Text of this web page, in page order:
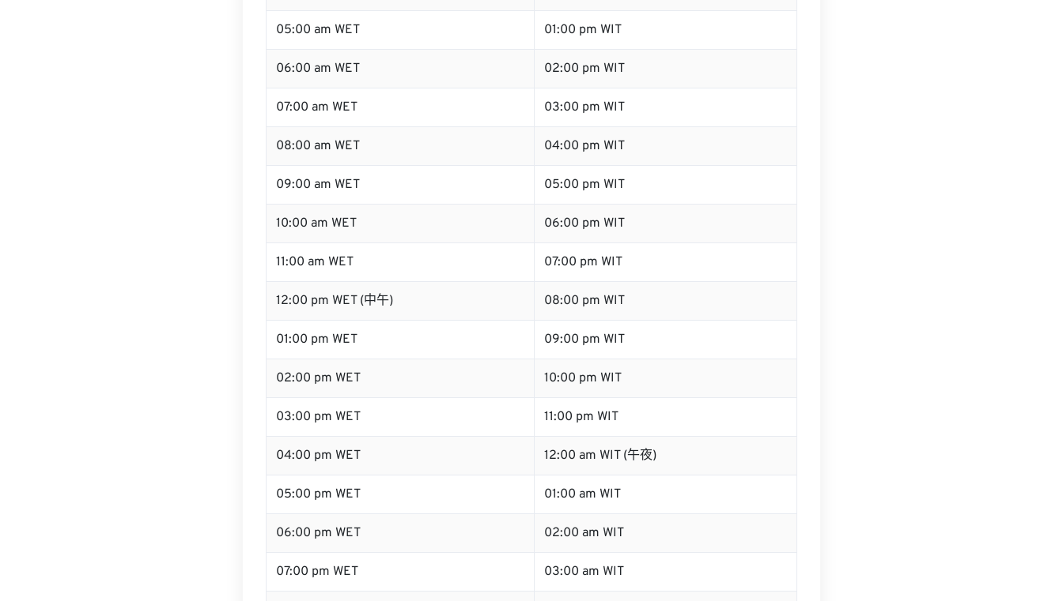
05:00 am WET 01:00 pm WIT
06:00 am WET 02:00 pm WIT
07:00 am WET 03:00 pm WIT
08:00 am WET 04:00 pm WIT
09:00 am WET 05:00 pm WIT
10:00 am WET 06:00 pm WIT
11:00 am WET 07:00 pm WIT
12:00 pm WET (中午) 08:00 pm WIT
01:00 pm WET 09:00 pm WIT
02:00 pm WET 10:00 pm WIT
03:00 pm WET 11:00 pm WIT
04:00 pm WET 12:00 am WIT (午夜)
05:00 pm WET 01:00 am WIT
06:00 pm WET 02:00 am WIT
07:00 pm WET 03:00 am WIT